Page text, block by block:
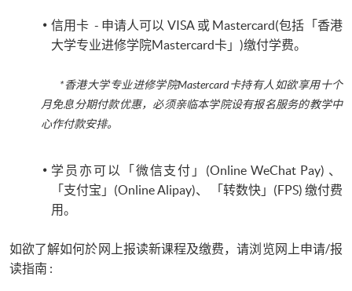
信用卡 - 申请人可以 VISA 或 Mastercard(包括「香港
大学专业进修学院Mastercard卡」)缴付学费。
*香港大学专业进修学院Mastercard卡持有人如欲享用十个
月免息分期付款优惠，必须亲临本学院设有报名服务的教学中
心作付款安排。
学员亦可以「微信支付」(Online WeChat Pay) 、
「支付宝」(Online Alipay)、 「转数快」(FPS) 缴付费
用。
如欲了解如何於网上报读新课程及缴费，请浏览网上申请/报
读指南 :